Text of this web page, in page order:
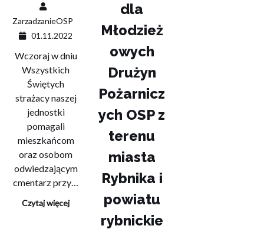
ZarzadzanieOSP
01.11.2022
Wczoraj w dniu
Wszystkich
Świętych
strażacy naszej
jednostki
pomagali
mieszkańcom
oraz osobom
odwiedzającym
cmentarz przy…
Czytaj więcej
dla
Młodzież
owych
Drużyn
Pożarnicz
ych OSP z
terenu
miasta
Rybnika i
powiatu
rybnickie